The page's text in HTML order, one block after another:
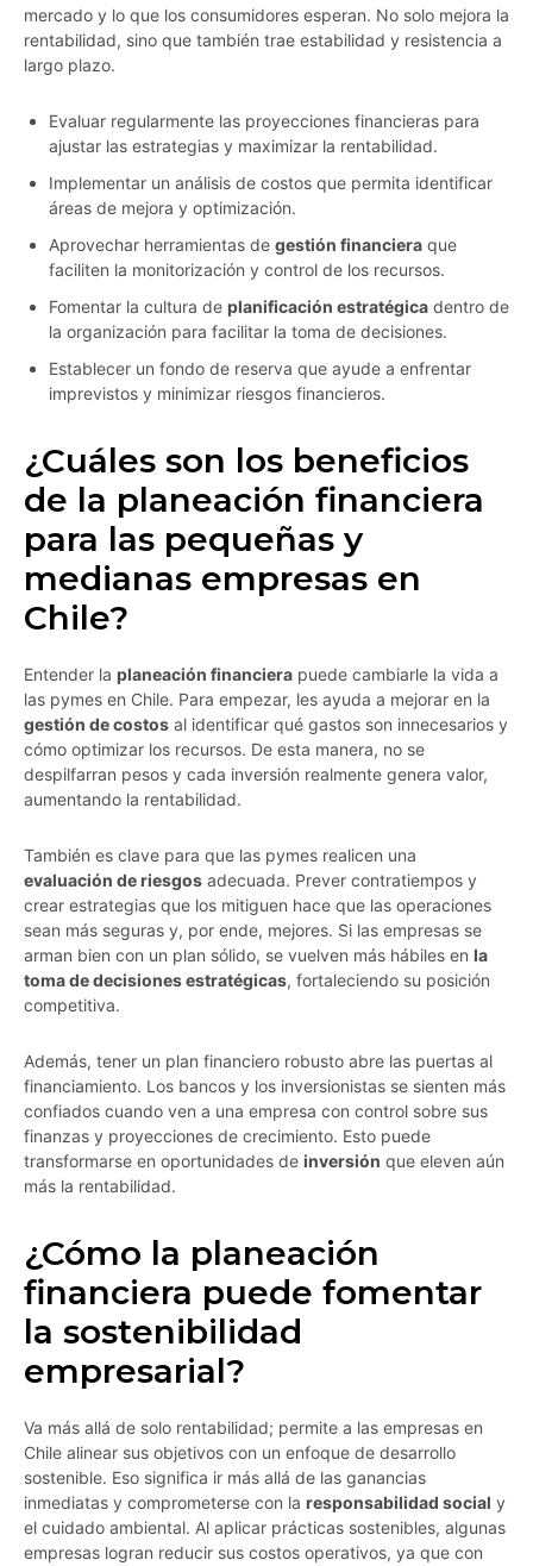
mercado y lo que los consumidores esperan. No solo mejora la
rentabilidad, sino que también trae estabilidad y resistencia a
largo plazo.
Evaluar regularmente las proyecciones financieras para
ajustar las estrategias y maximizar la rentabilidad.
Implementar un análisis de costos que permita identificar
áreas de mejora y optimización.
Aprovechar herramientas de gestión financiera que
faciliten la monitorización y control de los recursos.
Fomentar la cultura de planificación estratégica dentro de
la organización para facilitar la toma de decisiones.
Establecer un fondo de reserva que ayude a enfrentar
imprevistos y minimizar riesgos financieros.
¿Cuáles son los beneficios
de la planeación financiera
para las pequeñas y
medianas empresas en
Chile?
Entender la planeación financiera puede cambiarle la vida a
las pymes en Chile. Para empezar, les ayuda a mejorar en la
gestión de costos al identificar qué gastos son innecesarios y
cómo optimizar los recursos. De esta manera, no se
despilfarran pesos y cada inversión realmente genera valor,
aumentando la rentabilidad.
También es clave para que las pymes realicen una
evaluación de riesgos adecuada. Prever contratiempos y
crear estrategias que los mitiguen hace que las operaciones
sean más seguras y, por ende, mejores. Si las empresas se
arman bien con un plan sólido, se vuelven más hábiles en la
toma de decisiones estratégicas, fortaleciendo su posición
competitiva.
Además, tener un plan financiero robusto abre las puertas al
financiamiento. Los bancos y los inversionistas se sienten más
confiados cuando ven a una empresa con control sobre sus
finanzas y proyecciones de crecimiento. Esto puede
transformarse en oportunidades de inversión que eleven aún
más la rentabilidad.
¿Cómo la planeación
financiera puede fomentar
la sostenibilidad
empresarial?
Va más allá de solo rentabilidad; permite a las empresas en
Chile alinear sus objetivos con un enfoque de desarrollo
sostenible. Eso significa ir más allá de las ganancias
inmediatas y comprometerse con la responsabilidad social y
el cuidado ambiental. Al aplicar prácticas sostenibles, algunas
empresas logran reducir sus costos operativos, ya que con